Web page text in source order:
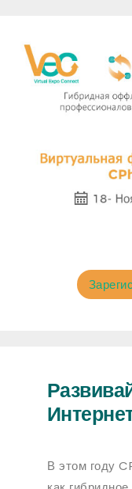
В этом году